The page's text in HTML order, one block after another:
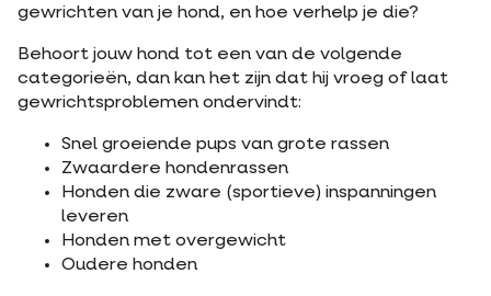
gewrichten van je hond, en hoe verhelp je die?
Behoort jouw hond tot een van de volgende
categorieën, dan kan het zijn dat hij vroeg of laat
gewrichtsproblemen ondervindt:
Snel groeiende pups van grote rassen
Zwaardere hondenrassen
Honden die zware (sportieve) inspanningen
leveren
Honden met overgewicht
Oudere honden